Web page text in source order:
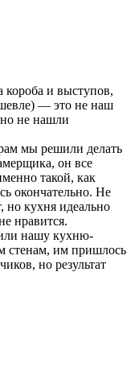
короба и выступов,
— это не наш
не нашли
мы решили делать
он все
такой, как
окончательно. Не
но кухня идеально
нравится.
нашу кухню-
стенам, им пришлось
но результат